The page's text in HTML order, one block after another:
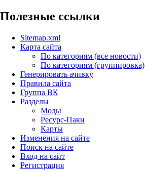
Полезные ссылки
Sitemap.xml
Карта сайта
По категориям (все новости)
По категориям (группировка)
Генерировать ачивку
Правила сайта
Группа ВК
Разделы
Моды
Ресурс-Паки
Карты
Изменения на сайте
Поиск на сайте
Вход на сайт
Регистрация